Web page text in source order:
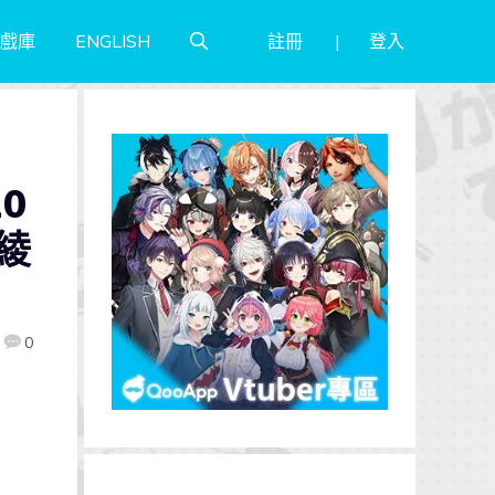
庫 ENGLISH 註冊 登入
0